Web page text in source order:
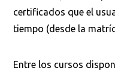
certificados que el
tiempo (desde la
Entre los cursos
Busca en la
¿Qué buscas?